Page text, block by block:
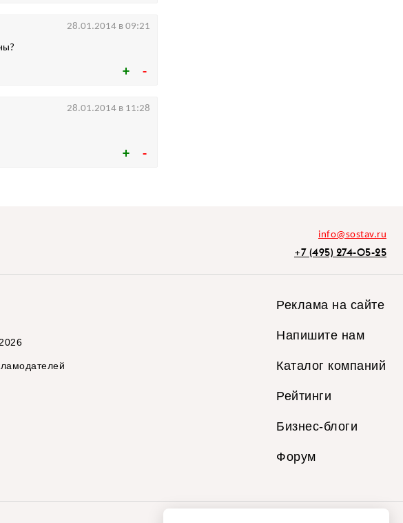
28.01.2014 в 09:21
28.01.2014 в 11:28
info@sostav.ru
+7 (495) 274-05-25
Реклама на сайте
Напишите нам
Каталог компаний
Рейтинги
Бизнес-блоги
Форум